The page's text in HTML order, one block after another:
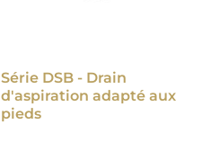
Série DSB - Drain
d'aspiration adapté aux
pieds